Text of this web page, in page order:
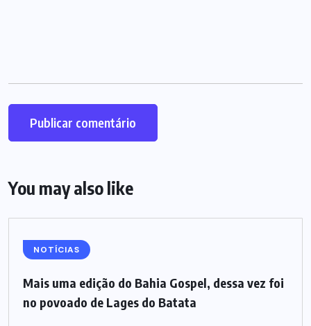
You may also like
NOTÍCIAS
Mais uma edição do Bahia Gospel, dessa vez foi
no povoado de Lages do Batata